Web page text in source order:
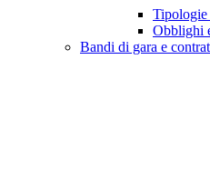
Obblighi
Bandi di gara e